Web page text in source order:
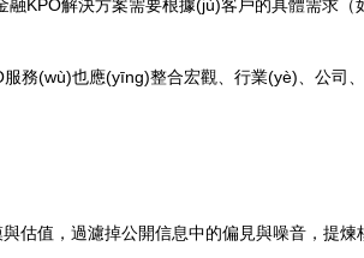
融KPO解決方案需要根據(jù)客戶的具體需求
務(wù)也應(yīng)整合宏觀、行業(yè)、公司
估值，過濾掉公開信息中的偏見與噪音，提煉